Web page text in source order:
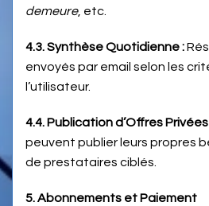
demeure, etc.
4.3. Synthèse Quotidienne :
envoyés par email selon les
l’utilisateur.
4.4. Publication d’Offres Privées
peuvent publier leurs propres
de prestataires ciblés.
5. Abonnements et Paiement